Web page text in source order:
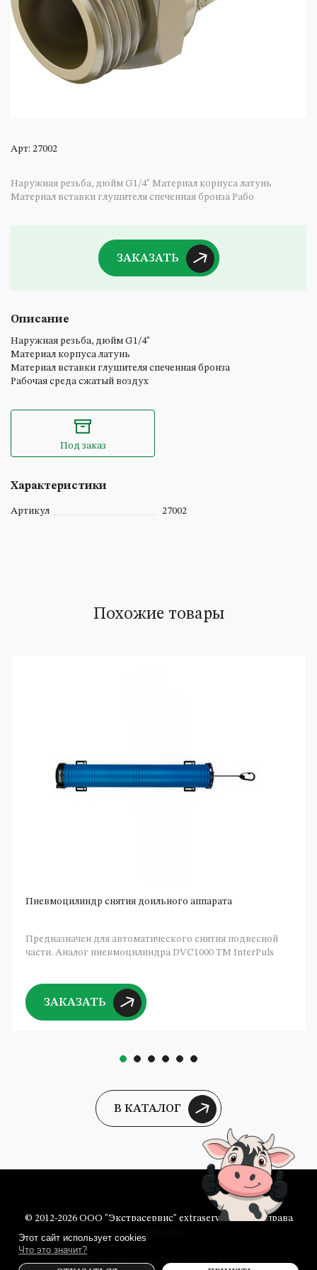
Арт: 27002
Наружная резьба, дюйм G1/4" Материал корпуса латунь
Материал вставки глушителя спеченная бронза Рабо
ЗАКАЗАТЬ
Описание
Наружная резьба, дюйм G1/4"
Материал корпуса латунь
Материал вставки глушителя спеченная бронза
Рабочая среда сжатый воздух
Под заказ
Характеристики
Артикул 27002
Похожие товары
Пневмоцилиндр снятия доильного аппарата
Предназначен для автоматического снятия подвесной
части. Аналог пневмоцилиндра DVC1000 ТМ InterPuls
ЗАКАЗАТЬ
В КАТАЛОГ
© 2012-2026 ООО "Экстрасервис" extraservice.by Все права
защищены
Разработка сайтаZmitroC.by™
оборудование
и ремни
Этот сайт использует cookies
Что это значит?